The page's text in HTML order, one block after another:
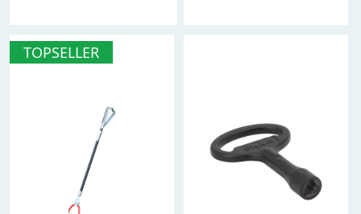
TOPSELLER